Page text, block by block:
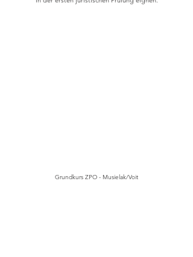
Grundkurs ZPO - Musielak/Voit